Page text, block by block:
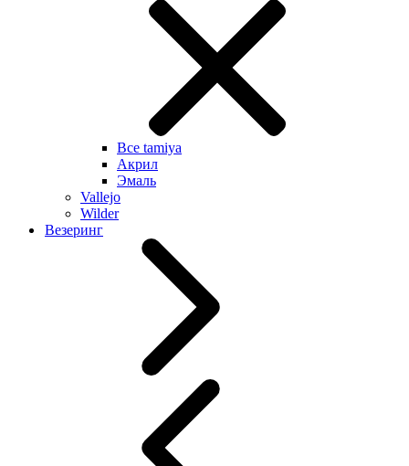
Все tamiya
Акрил
Эмаль
Vallejo
Wilder
Везеринг